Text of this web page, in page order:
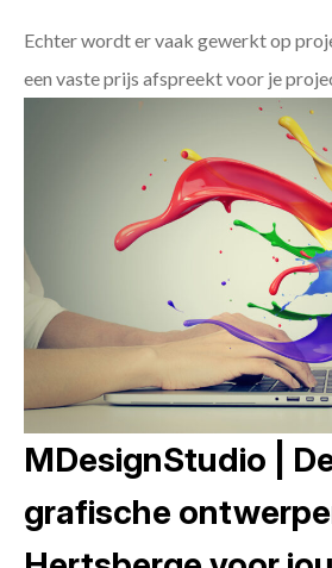
Echter wordt er vaak gewerkt op
een vaste prijs afspreekt voor je
MDesignStudio |
grafische